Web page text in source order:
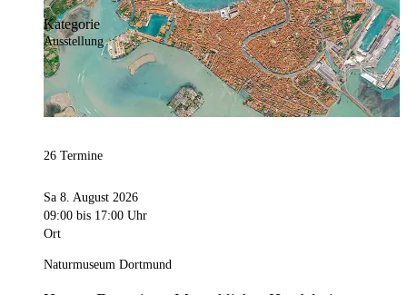
Kategorie
Ausstellung
26 Termine
Sa 8. August 2026
09:00 bis 17:00 Uhr
Ort
Naturmuseum Dortmund